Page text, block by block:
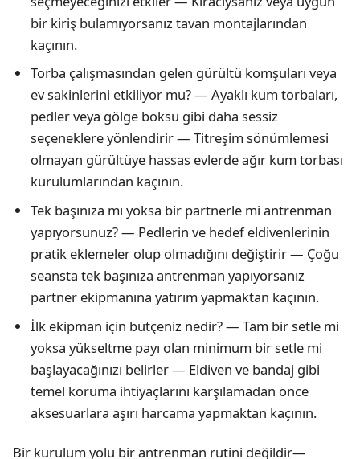
bir kiriş bulamıyorsanız tavan montajlarından
kaçının.
Torba çalışmasından gelen gürültü komşuları veya
ev sakinlerini etkiliyor mu? — Ayaklı kum torbaları,
pedler veya gölge boksu gibi daha sessiz
seçeneklere yönlendirir — Titreşim sönümlemesi
olmayan gürültüye hassas evlerde ağır kum torbası
kurulumlarından kaçının.
Tek başınıza mı yoksa bir partnerle mi antrenman
yapıyorsunuz? — Pedlerin ve hedef eldivenlerinin
pratik eklemeler olup olmadığını değiştirir — Çoğu
seansta tek başınıza antrenman yapıyorsanız
partner ekipmanına yatırım yapmaktan kaçının.
İlk ekipman için bütçeniz nedir? — Tam bir setle mi
yoksa yükseltme payı olan minimum bir setle mi
başlayacağınızı belirler — Eldiven ve bandaj gibi
temel koruma ihtiyaçlarını karşılamadan önce
aksesuarlara aşırı harcama yapmaktan kaçının.
Bir kurulum yolu bir antrenman rutini değildir—